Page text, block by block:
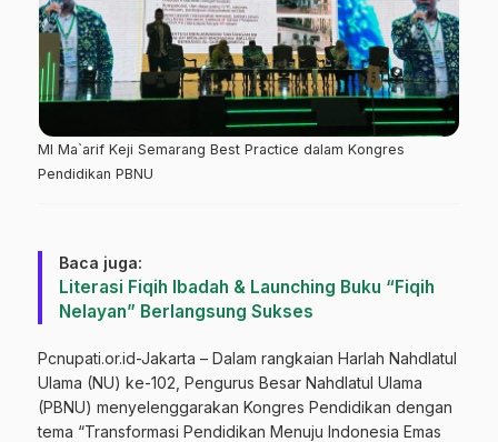
MI Ma`arif Keji Semarang Best Practice dalam Kongres
Pendidikan PBNU
Baca juga:
Literasi Fiqih Ibadah & Launching Buku “Fiqih
Nelayan” Berlangsung Sukses
Pcnupati.or.id-Jakarta – Dalam rangkaian Harlah Nahdlatul
Ulama (NU) ke-102, Pengurus Besar Nahdlatul Ulama
(PBNU) menyelenggarakan Kongres Pendidikan dengan
tema “Transformasi Pendidikan Menuju Indonesia Emas